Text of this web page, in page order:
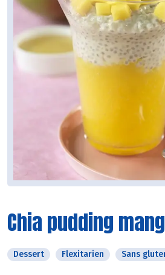
Chia pudding
Dessert Flexitarien Sans